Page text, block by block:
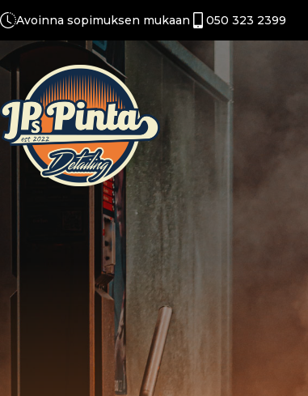
Avoinna sopimuksen mukaan 050 323 2399